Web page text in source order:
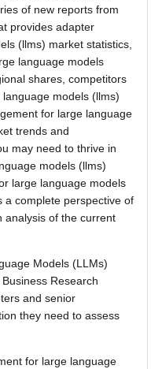
of new reports from
provides adapter
(llms) market statistics,
language models
shares, competitors
models (llms)
for large language
trends and
may need to thrive in
models (llms)
large language models
a complete perspective of
analysis of the current
Models (LLMs)
Research
and senior
they need to assess
for large language